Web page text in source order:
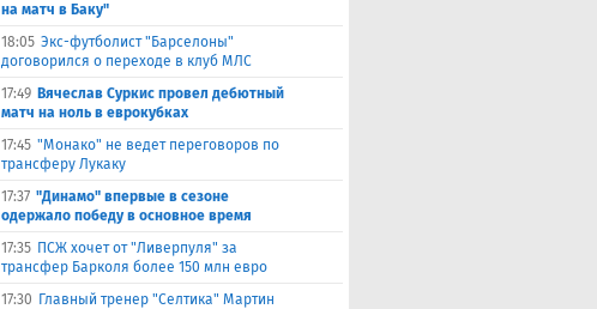
на матч в Баку"
18:05 Экс-футболист "Барселоны"
договорился о переходе в клуб МЛС
17:49 Вячеслав Суркис провел дебютный
матч на ноль в еврокубках
17:45 "Монако" не ведет переговоров по
трансферу Лукаку
17:37 "Динамо" впервые в сезоне
одержало победу в основное время
17:35 ПСЖ хочет от "Ливерпуля" за
трансфер Барколя более 150 млн евро
17:30 Главный тренер "Селтика" Мартин